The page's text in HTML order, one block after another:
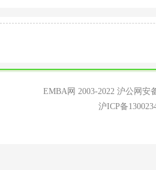
EMBA网 2003-2022 沪公网安
沪ICP备